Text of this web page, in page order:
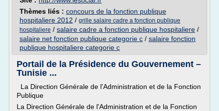
Thèmes liés : concours de la fonction publique
hospitaliere 2012 / grille salaire cadre a fonction publique
hospitaliere / salaire cadre a fonction publique hospitaliere /
salaire net fonction publique categorie c / salaire fonction
publique hospitaliere categorie c
Portail de la Présidence du Gouvernement –
Tunisie ...
La Direction Générale de l'Administration et de la Fonction
Publique
La Direction Générale de l'Administration et de la Fonction